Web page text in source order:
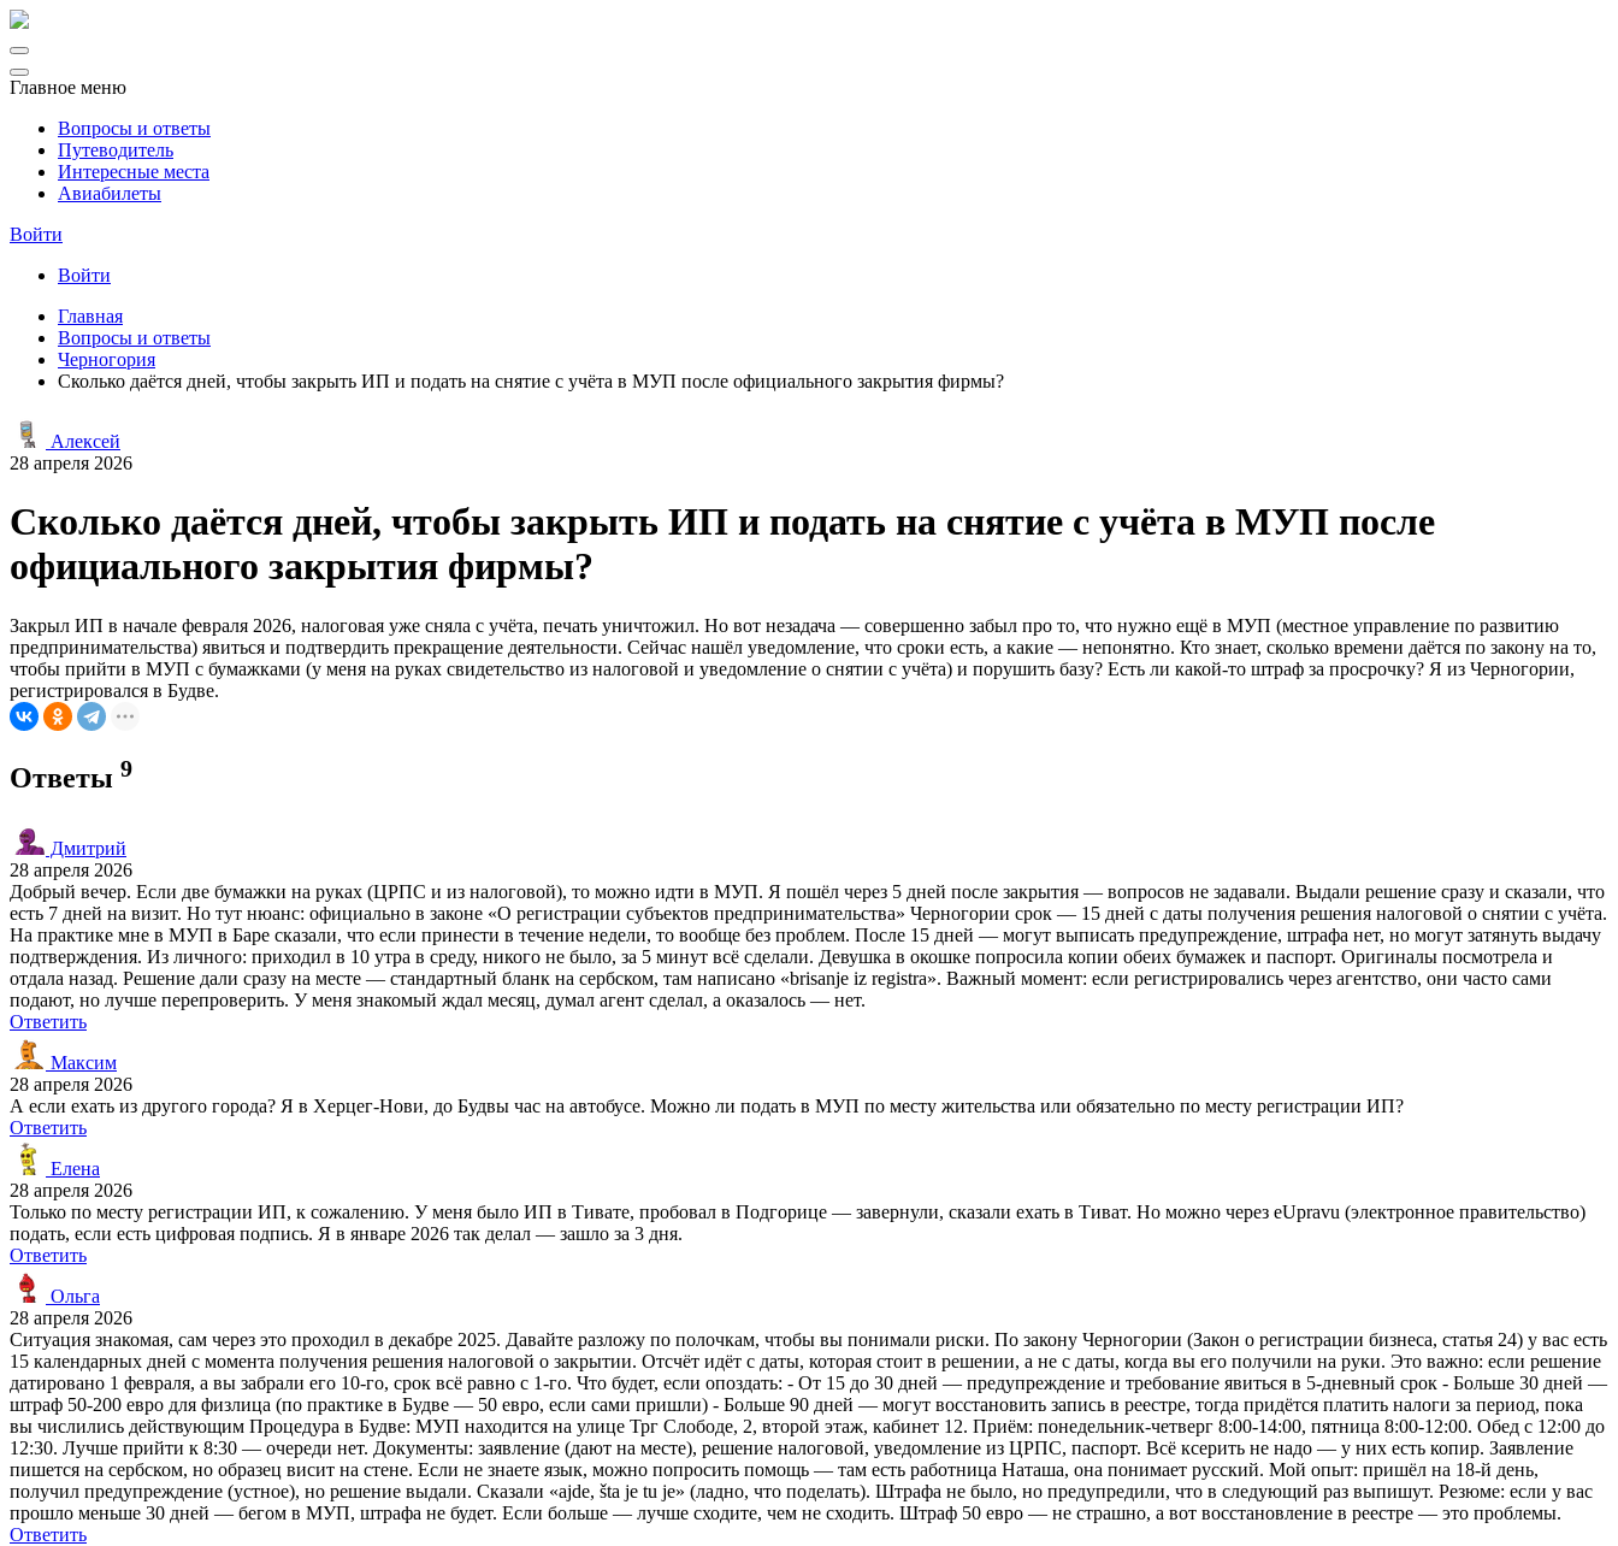
Главное меню
Вопросы и ответы
Путеводитель
Интересные места
Авиабилеты
Войти
Войти
Главная
Вопросы и ответы
Черногория
Сколько даётся дней, чтобы закрыть ИП и подать на снятие с учёта в МУП после официального закрытия фирмы?
Алексей
28 апреля 2026
Сколько даётся дней, чтобы закрыть ИП и подать на снятие с учёта в МУП после
официального закрытия фирмы?
Закрыл ИП в начале февраля 2026, налоговая уже сняла с учёта, печать уничтожил. Но вот незадача — совершенно забыл про то, что нужно ещё в МУП (местное управление по развитию
предпринимательства) явиться и подтвердить прекращение деятельности. Сейчас нашёл уведомление, что сроки есть, а какие — непонятно. Кто знает, сколько времени даётся по закону на то,
чтобы прийти в МУП с бумажками (у меня на руках свидетельство из налоговой и уведомление о снятии с учёта) и порушить базу? Есть ли какой-то штраф за просрочку? Я из Черногории,
регистрировался в Будве.
Ответы 9
Дмитрий
28 апреля 2026
Добрый вечер. Если две бумажки на руках (ЦРПС и из налоговой), то можно идти в МУП. Я пошёл через 5 дней после закрытия — вопросов не задавали. Выдали решение сразу и сказали, что
есть 7 дней на визит. Но тут нюанс: официально в законе «О регистрации субъектов предпринимательства» Черногории срок — 15 дней с даты получения решения налоговой о снятии с учёта.
На практике мне в МУП в Баре сказали, что если принести в течение недели, то вообще без проблем. После 15 дней — могут выписать предупреждение, штрафа нет, но могут затянуть выдачу
подтверждения. Из личного: приходил в 10 утра в среду, никого не было, за 5 минут всё сделали. Девушка в окошке попросила копии обеих бумажек и паспорт. Оригиналы посмотрела и
отдала назад. Решение дали сразу на месте — стандартный бланк на сербском, там написано «brisanje iz registra». Важный момент: если регистрировались через агентство, они часто сами
подают, но лучше перепроверить. У меня знакомый ждал месяц, думал агент сделал, а оказалось — нет.
Ответить
Максим
28 апреля 2026
А если ехать из другого города? Я в Херцег-Нови, до Будвы час на автобусе. Можно ли подать в МУП по месту жительства или обязательно по месту регистрации ИП?
Ответить
Елена
28 апреля 2026
Только по месту регистрации ИП, к сожалению. У меня было ИП в Тивате, пробовал в Подгорице — завернули, сказали ехать в Тиват. Но можно через eUpravu (электронное правительство)
подать, если есть цифровая подпись. Я в январе 2026 так делал — зашло за 3 дня.
Ответить
Ольга
28 апреля 2026
Ситуация знакомая, сам через это проходил в декабре 2025. Давайте разложу по полочкам, чтобы вы понимали риски. По закону Черногории (Закон о регистрации бизнеса, статья 24) у вас есть
15 календарных дней с момента получения решения налоговой о закрытии. Отсчёт идёт с даты, которая стоит в решении, а не с даты, когда вы его получили на руки. Это важно: если решение
датировано 1 февраля, а вы забрали его 10-го, срок всё равно с 1-го. Что будет, если опоздать: - От 15 до 30 дней — предупреждение и требование явиться в 5-дневный срок - Больше 30 дней —
штраф 50-200 евро для физлица (по практике в Будве — 50 евро, если сами пришли) - Больше 90 дней — могут восстановить запись в реестре, тогда придётся платить налоги за период, пока
вы числились действующим Процедура в Будве: МУП находится на улице Трг Слободе, 2, второй этаж, кабинет 12. Приём: понедельник-четверг 8:00-14:00, пятница 8:00-12:00. Обед с 12:00 до
12:30. Лучше прийти к 8:30 — очереди нет. Документы: заявление (дают на месте), решение налоговой, уведомление из ЦРПС, паспорт. Всё ксерить не надо — у них есть копир. Заявление
пишется на сербском, но образец висит на стене. Если не знаете язык, можно попросить помощь — там есть работница Наташа, она понимает русский. Мой опыт: пришёл на 18-й день,
получил предупреждение (устное), но решение выдали. Сказали «ajde, šta je tu je» (ладно, что поделать). Штрафа не было, но предупредили, что в следующий раз выпишут. Резюме: если у вас
прошло меньше 30 дней — бегом в МУП, штрафа не будет. Если больше — лучше сходите, чем не сходить. Штраф 50 евро — не страшно, а вот восстановление в реестре — это проблемы.
Ответить